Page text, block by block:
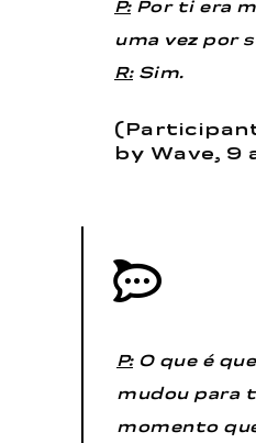
P:Por ti era
uma vez por
R:Sim.
by Wave, 9
P:O que é
mudou para
momento